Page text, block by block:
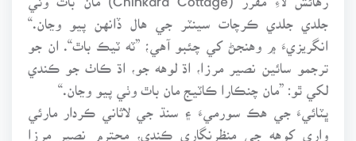
جلدي جلدي ڪرچات سينٽر جي هال ڏانهن پيو وڃان.“
انگريزيءَ ۾ وهنجڻ کي چئبو آهي؛ ”ٽه ٽيڪ باٿ“. ان جو
ترجمو سائين نصير مرزا، اڌ لوهه جو، اڌ ڪاٺ جو ڪندي
لکي ٿو: ”مان چنڪارا ڪاٽيج مان باٿ وٺي پيو وڃان.“
ڀٽائيءَ جي هڪ سورميءَ ۽ سنڌ جي لاثاني ڪردار مارئي
واري کوهه جي منظرنگاري ڪندي، محترم نصير مرزا